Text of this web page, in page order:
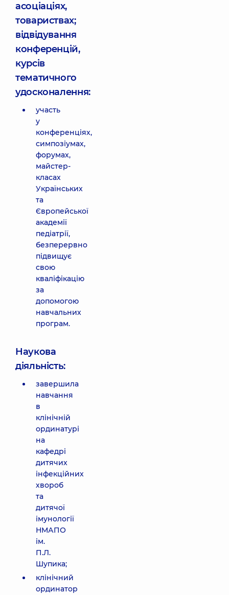
асоціаціях,
товариствах;
відвідування
конференцій,
курсів
тематичного
удосконалення:
участь
у
конференціях,
симпозіумах,
форумах,
майстер-
класах
Українських
та
Європейської
академії
педіатрії,
безперервно
підвищує
свою
кваліфікацію
за
допомогою
навчальних
програм.
Наукова
діяльність:
завершила
навчання
в
клінічній
ординатурі
на
кафедрі
дитячих
інфекційних
хвороб
та
дитячої
імунології
НМАПО
ім.
П.Л.
Шупика;
клінічний
ординатор